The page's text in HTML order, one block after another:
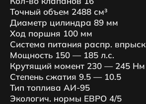
Точный объем 2488 см³
Диаметр цилиндра 89 мм
Ход поршня 100 мм
Система питания распр. впрыск
Мощность 150 — 185 л.с.
Крутящий момент 230 — 245 Нм
Степень сжатия 9.5 — 10.5
Тип топлива АИ-95
Экологич. нормы ЕВРО 4/5